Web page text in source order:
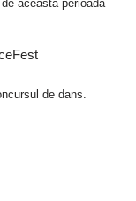
aceasta perioada
de dans.